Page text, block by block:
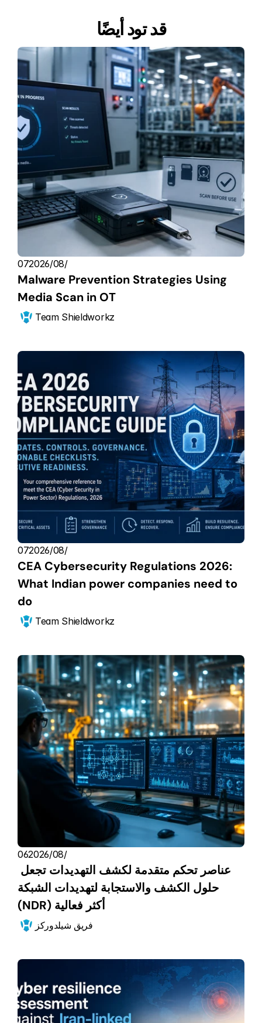
قد تود أيضًا
07‏/08‏/2026
Malware Prevention Strategies Using
Media Scan in OT
Team Shieldworkz
07‏/08‏/2026
CEA Cybersecurity Regulations 2026:
What Indian power companies need to
do
Team Shieldworkz
06‏/08‏/2026
حلول الكشف والاستجابة لتهديدات الشبكة
(NDR) أكثر فعالية
فريق شيلدوركز